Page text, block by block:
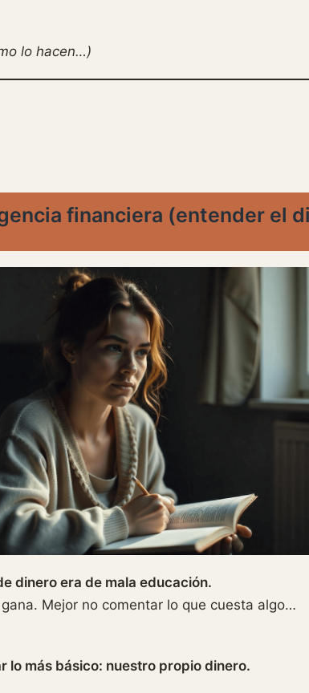
lo hacen…)
financiera (entender el
dinero era de mala educación.
Mejor no comentar lo que cuesta algo…
lo más básico: nuestro propio dinero.